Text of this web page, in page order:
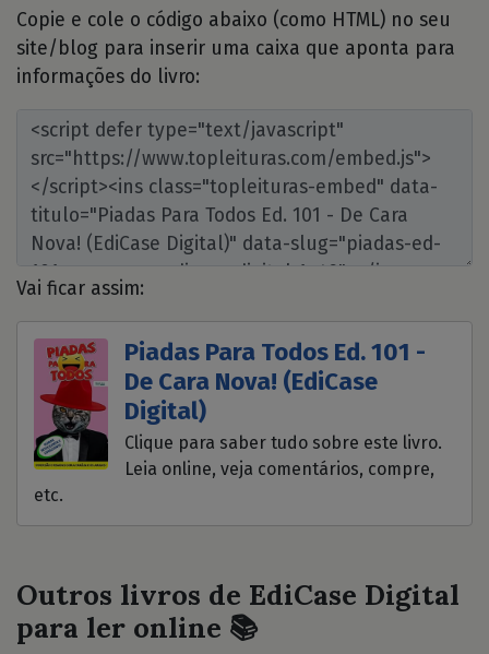
Copie e cole o código abaixo (como HTML) no seu
site/blog para inserir uma caixa que aponta para
informações do livro:
Vai ficar assim:
Piadas Para Todos Ed. 101 -
De Cara Nova! (EdiCase
Digital)
Clique para saber tudo sobre este livro.
Leia online, veja comentários, compre,
etc.
Outros livros de EdiCase Digital
para ler online 📚